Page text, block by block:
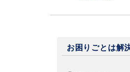
お困りごとは解